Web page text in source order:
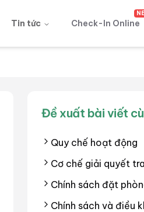
Tin tức Check-In Online
Đề xuất bài viết
Quy chế hoạt động
Cơ chế giải quyết
Chính sách đặt
Chính sách và điều